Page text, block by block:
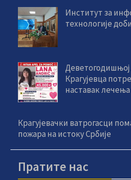
Институт за
технологије
Крагујевца
наставак лечења
Крагујевачки ватрогасци
пожара на истоку Србије
Пратите нас